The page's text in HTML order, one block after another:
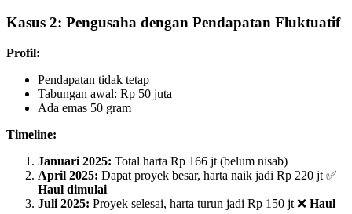
Kasus 2: Pengusaha dengan Pendapatan Fluktuatif
Profil:
Pendapatan tidak tetap
Tabungan awal: Rp 50 juta
Ada emas 50 gram
Timeline:
Januari 2025: Total harta Rp 166 jt (belum nisab)
April 2025: Dapat proyek besar, harta naik jadi Rp 220 jt ✅
Haul dimulai
Juli 2025: Proyek selesai, harta turun jadi Rp 150 jt ❌ Haul